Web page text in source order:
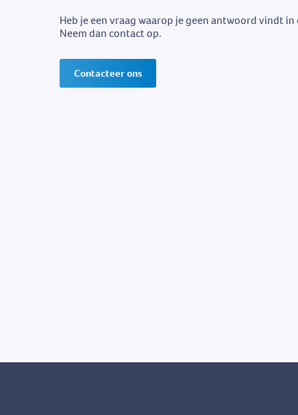
Heb je een vraag waarop je geen antwoord vindt
Neem dan contact op.
Contacteer ons